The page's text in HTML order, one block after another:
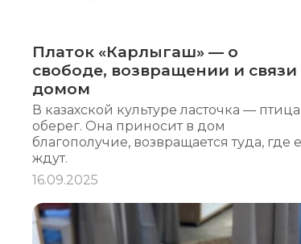
Платок «Карлыгаш» — о
свободе, возвращении и связи
домом
В казахской культуре ласточка —
оберег. Она приносит в дом
благополучие, возвращается туда, где
ждут.
16.09.2025